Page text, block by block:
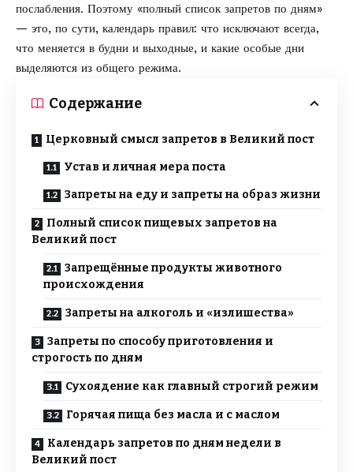
послабления. Поэтому «полный список запретов по дням»
— это, по сути, календарь правил: что исключают всегда,
что меняется в будни и выходные, и какие особые дни
выделяются из общего режима.
Содержание
Церковный смысл запретов в Великий пост
Устав и личная мера поста
Запреты на еду и запреты на образ жизни
Полный список пищевых запретов на
Великий пост
Запрещённые продукты животного
происхождения
Запреты на алкоголь и «излишества»
Запреты по способу приготовления и
строгость по дням
Сухоядение как главный строгий режим
Горячая пища без масла и с маслом
Календарь запретов по дням недели в
Великий пост